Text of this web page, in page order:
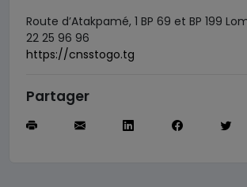
Route d’Atakpamé, 1 BP 69 et BP 199
22 25 96 96
https://cnsstogo.tg
Partager